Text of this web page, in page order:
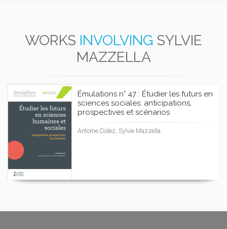
WORKS INVOLVING SYLVIE
MAZZELLA
Émulations n° 47 : Étudier les futurs en
sciences sociales: anticipations,
prospectives et scénarios
Antoine Dolez, Sylvie Mazzella